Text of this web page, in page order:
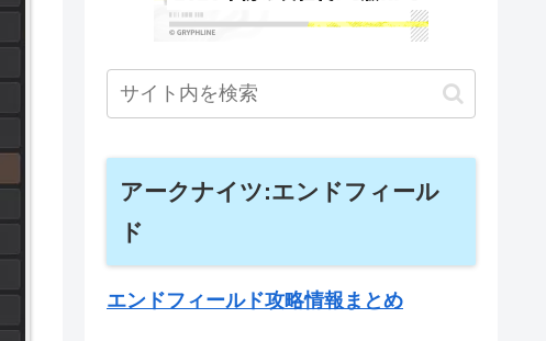
アークナイツ:エンドフィール
ド
エンドフィールド攻略情報まとめ